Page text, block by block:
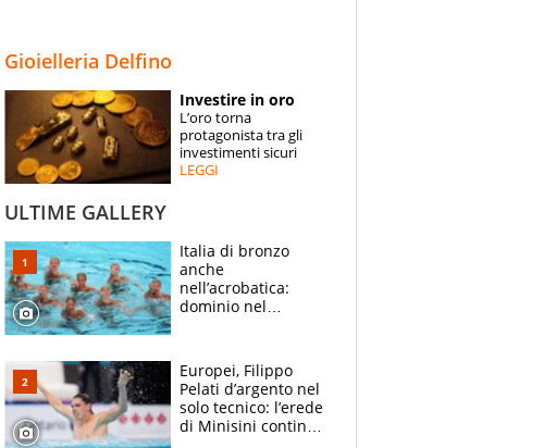
SPECIALI
ESPERTI
Gioielleria Delfino
Investire in oro
L’oro torna
protagonista tra gli
investimenti sicuri
LEGGI
ULTIME GALLERY
Italia di bronzo
anche
nell’acrobatica:
dominio nel
e compagni
continuare
Europei, Filippo
Pelati d’argento nel
solo tecnico: l’erede
di Minisini continua